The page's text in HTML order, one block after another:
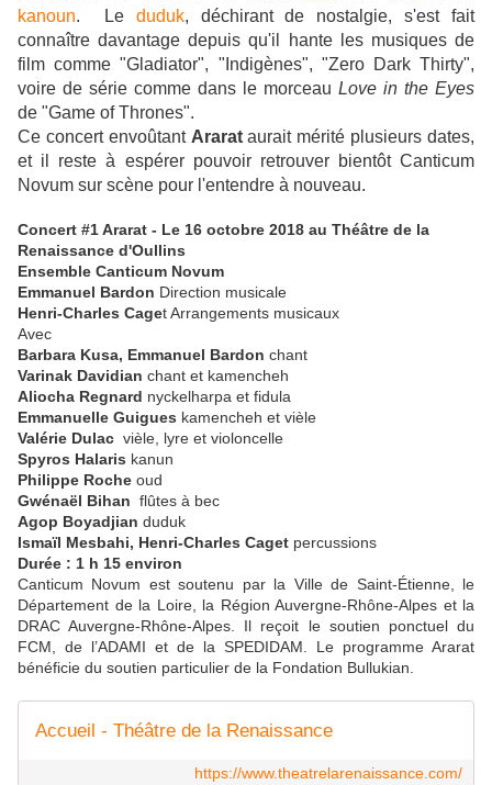
kanoun. Le duduk, déchirant de nostalgie, s'est fait
connaître davantage depuis qu'il hante les musiques de
film comme "Gladiator", "Indigènes", "Zero Dark Thirty",
voire de série comme dans le morceau Love in the Eyes
de "Game of Thrones".
Ce concert envoûtant Ararataurait mérité plusieurs dates,
et il reste à espérer pouvoir retrouver bientôt Canticum
Novum sur scène pour l'entendre à nouveau.
Concert #1 Ararat - Le 16 octobre 2018 au Théâtre de la
Renaissance d'Oullins
Ensemble Canticum Novum
Emmanuel Bardon Direction musicale
Henri-Charles Caget Arrangements musicaux
Avec
Barbara Kusa, Emmanuel Bardon chant
Varinak Davidian chant et kamencheh
Aliocha Regnard nyckelharpa et fidula
Emmanuelle Guigues kamencheh et vièle
Valérie Dulac vièle, lyre et violoncelle
Spyros Halaris kanun
Philippe Roche oud
Gwénaël Bihan flûtes à bec
Agop Boyadjian duduk
Ismaïl Mesbahi, Henri-Charles Caget percussions
Durée : 1 h 15 environ
Canticum Novum est soutenu par la Ville de Saint-Étienne, le
Département de la Loire, la Région Auvergne-Rhône-Alpes et la
DRAC Auvergne-Rhône-Alpes. Il reçoit le soutien ponctuel du
FCM, de l’ADAMI et de la SPEDIDAM. Le programme Ararat
bénéficie du soutien particulier de la Fondation Bullukian.
Accueil - Théâtre de la Renaissance
https://www.theatrelarenaissance.com/